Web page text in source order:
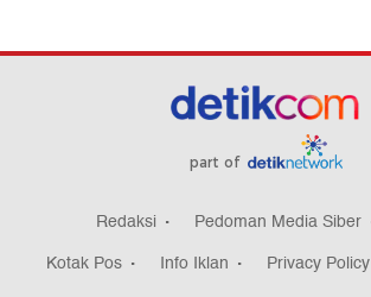
part of
Redaksi Pedoman Media Siber
Kotak Pos
Info Iklan Privacy Policy